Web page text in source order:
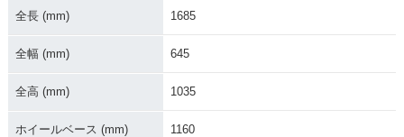
フルモデルチェンジ
カラーチェンジ
全長 (mm) 1685
全幅 (mm) 645
全高 (mm) 1035
ホイールベース (mm) 1160